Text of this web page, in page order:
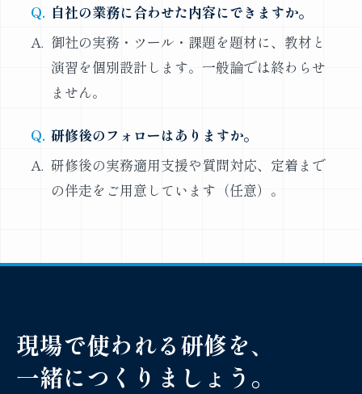
自社の業務に合わせた内容にできますか。
御社の実務・ツール・課題を題材に、教材と
演習を個別設計します。一般論では終わらせ
ません。
研修後のフォローはありますか。
研修後の実務適用支援や質問対応、定着まで
の伴走をご用意しています（任意）。
現場で使われる研修を、
一緒につくりましょう。